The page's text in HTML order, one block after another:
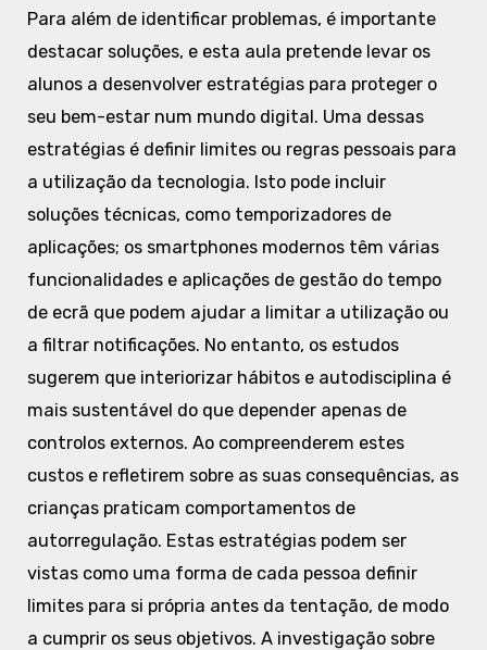
Para além de identificar problemas, é importante
destacar soluções, e esta aula pretende levar os
alunos a desenvolver estratégias para proteger o
seu bem-estar num mundo digital. Uma dessas
estratégias é definir limites ou regras pessoais para
a utilização da tecnologia. Isto pode incluir
soluções técnicas, como temporizadores de
aplicações; os smartphones modernos têm várias
funcionalidades e aplicações de gestão do tempo
de ecrã que podem ajudar a limitar a utilização ou
a filtrar notificações. No entanto, os estudos
sugerem que interiorizar hábitos e autodisciplina é
mais sustentável do que depender apenas de
controlos externos. Ao compreenderem estes
custos e refletirem sobre as suas consequências, as
crianças praticam comportamentos de
autorregulação. Estas estratégias podem ser
vistas como uma forma de cada pessoa definir
limites para si própria antes da tentação, de modo
a cumprir os seus objetivos. A investigação sobre